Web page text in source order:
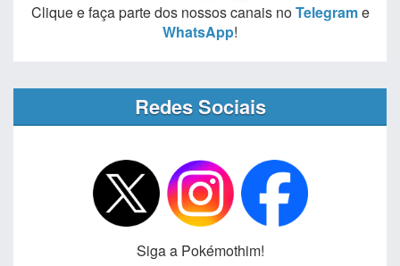
Clique e faça parte dos nossos canais noTelegrame
WhatsApp!
Redes Sociais
Siga a Pokémothim!